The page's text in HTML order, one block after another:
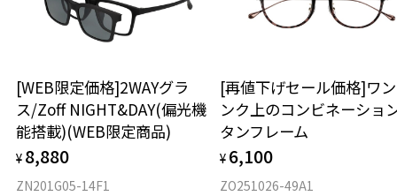
タイプ
材質
フロント素材：メタル
[WEB限定価格]2WAYグラ
ス/Zoff NIGHT&DAY(偏光機
能搭載)(WEB限定商品)
¥ 8,880
ZN201G05-14F1
[再値下げセール価格]ワ
ンク上のコンビネーショ
タンフレーム
¥ 6,100
ZO251026-49A1